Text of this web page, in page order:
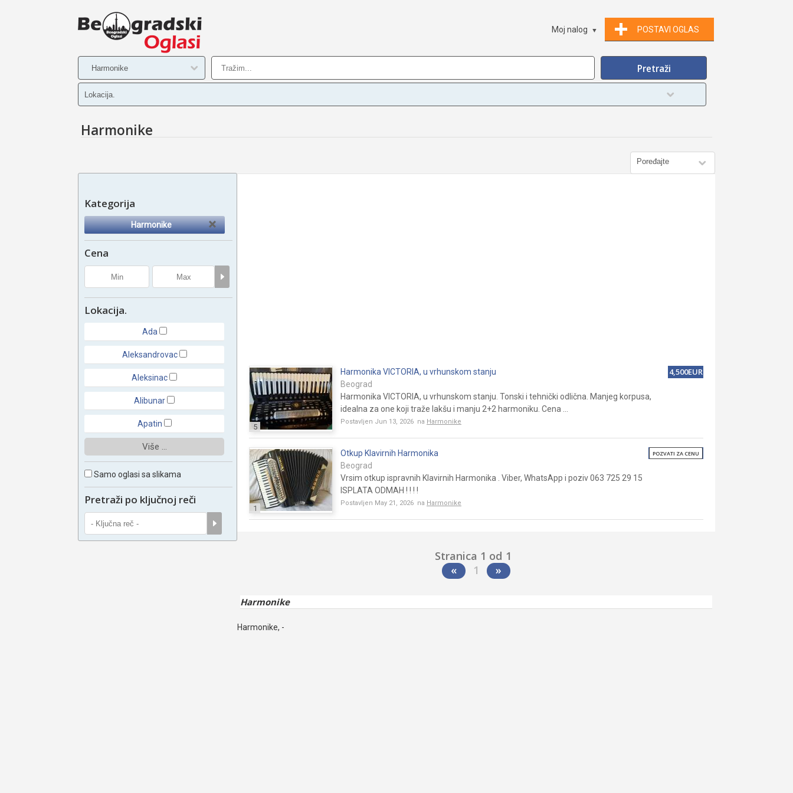
POSTAVI OGLAS
Moj nalog
Harmonike
Kategorija
Harmonike
Cena
Lokacija.
Ada
Aleksandrovac
Aleksinac
Alibunar
Apatin
Više ...
Samo oglasi sa slikama
Pretraži po ključnoj reči
5
Harmonika VICTORIA, u vrhunskom stanju
Beograd
Harmonika VICTORIA, u vrhunskom stanju. Tonski i tehnički odlična. Manjeg korpusa,
idealna za one koji traže lakšu i manju 2+2 harmoniku. Cena ...
Postavljen Jun 13, 2026 na Harmonike
4,500EUR
1
Otkup Klavirnih Harmonika
Beograd
Vrsim otkup ispravnih Klavirnih Harmonika . Viber, WhatsApp i poziv 063 725 29 15
ISPLATA ODMAH ! ! ! !
Postavljen May 21, 2026 na Harmonike
POZVATI ZA CENU
Stranica 1 od 1
«
1 »
Harmonike
Harmonike, -